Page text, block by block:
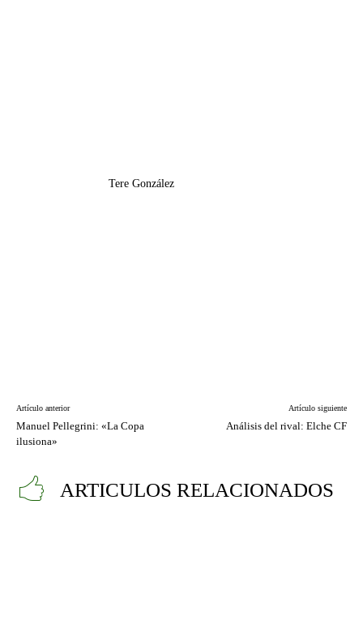
Tere González
Artículo anterior
Manuel Pellegrini: «La Copa
ilusiona»
Artículo siguiente
Análisis del rival: Elche CF
ARTICULOS RELACIONADOS